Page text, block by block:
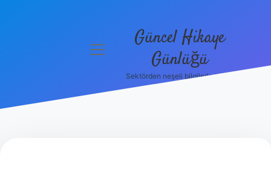
menüyü
Güncel Hikaye
Günlüğü
Sektörden neşeli bilgilerle tanış!